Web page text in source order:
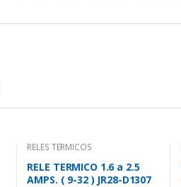
RELES TERMICOS
RELE TERMICO 1.6 a 2.5
AMPS. ( 9-32 ) JR28-D1307